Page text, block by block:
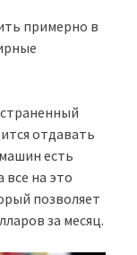
примерно в
отдавать
есть
на это
позволяет
за месяц.